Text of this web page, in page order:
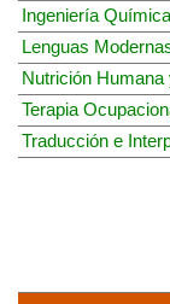
Ingeniería Química
Lenguas
Nutrición Humana
Terapia
Traducción e